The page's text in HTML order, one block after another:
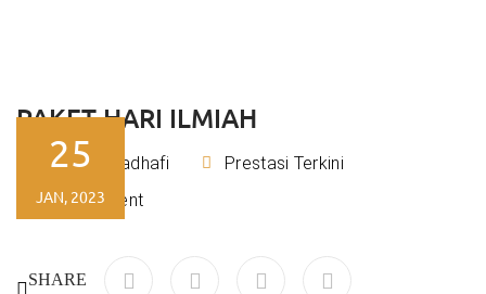
PAKET HARI ILMIAH
By Rizky Kadhafi
Prestasi Terkini
No Comment
25
JAN, 2023
SHARE